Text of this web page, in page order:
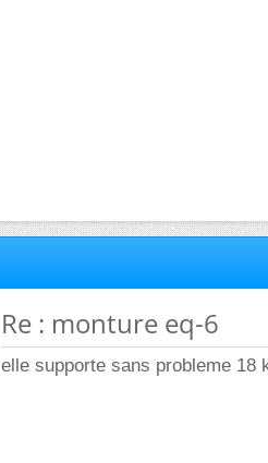
Re : monture eq-6
elle supporte sans probleme 18